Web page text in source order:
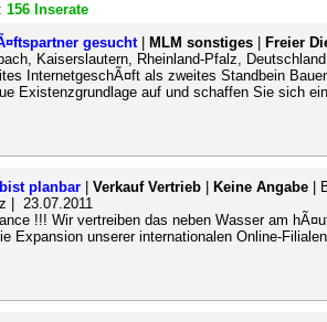
156 Inserate
gesucht| MLM sonstiges
Freier
Kaiserslautern, Rheinland-Pfalz,
InternetgeschÃ¤ft als zweites Standbein
Existenzgrundlage auf und schaffen Sie sich
planbar Verkauf Vertrieb Keine Angabe |
| 23.07.2011
!!! Wir vertreiben das neben Wasser am
Expansion unserer internationalen Online-